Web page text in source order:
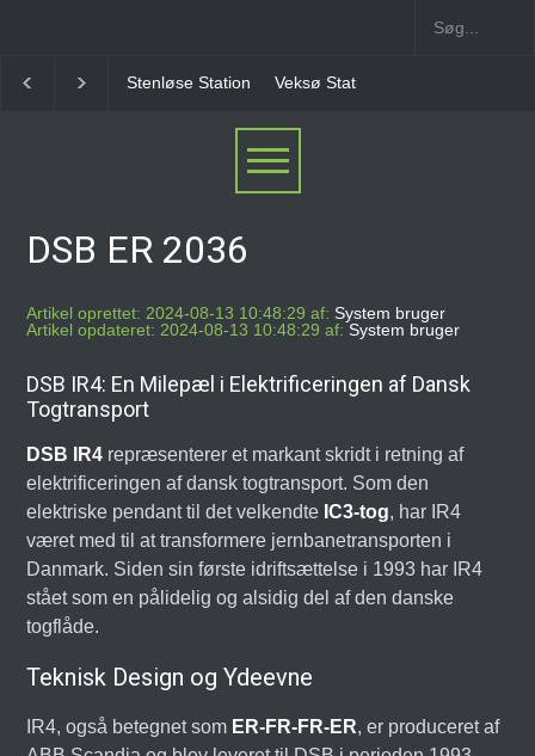
Veksø Station Måløv Station
DSB ER 2036
Artikel oprettet: 2024-08-13 10:48:29 af: System bruger
Artikel opdateret: 2024-08-13 10:48:29 af: System bruger
DSB IR4: En Milepæl i Elektrificeringen af Dansk
Togtransport
DSB IR4 repræsenterer et markant skridt i retning af
elektrificeringen af dansk togtransport. Som den
elektriske pendant til det velkendte IC3-tog, har IR4
været med til at transformere jernbanetransporten i
Danmark. Siden sin første idriftsættelse i 1993 har IR4
stået som en pålidelig og alsidig del af den danske
togflåde.
Teknisk Design og Ydeevne
IR4, også betegnet som ER-FR-FR-ER, er produceret af